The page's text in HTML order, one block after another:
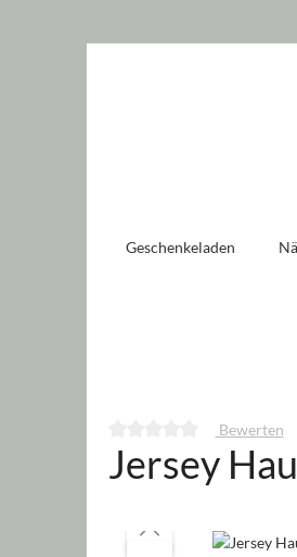
Geschenkeladen
Durchschnittliche
Bewerten
Jersey
Bildergalerie überspringen